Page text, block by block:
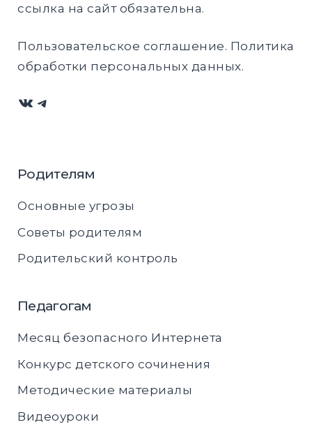
ссылка на сайт обязательна.
Пользовательское соглашение. Политика
обработки персональных данных.
ВКонтакте
Telegram
Родителям
Основные угрозы
Советы родителям
Родительский контроль
Педагогам
Месяц безопасного Интернета
Конкурс детского сочинения
Методические материалы
Видеоуроки